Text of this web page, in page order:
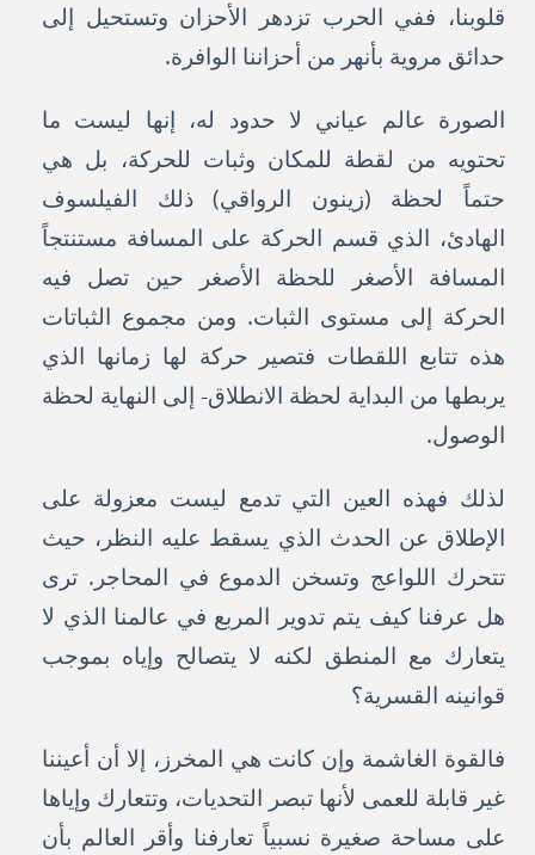
قلوبنا، ففي الحرب تزدهر الأحزان وتستحيل إلى
حدائق مروية بأنهر من أحزاننا الوافرة.
الصورة عالم عياني لا حدود له، إنها ليست ما
تحتويه من لقطة للمكان وثبات للحركة، بل هي
حتماً لحظة (زينون الرواقي) ذلك الفيلسوف
الهادئ، الذي قسم الحركة على المسافة مستنتجاً
المسافة الأصغر للحظة الأصغر حين تصل فيه
الحركة إلى مستوى الثبات. ومن مجموع الثباتات
هذه تتابع اللقطات فتصير حركة لها زمانها الذي
يربطها من البداية لحظة الانطلاق- إلى النهاية لحظة
الوصول.
لذلك فهذه العين التي تدمع ليست معزولة على
الإطلاق عن الحدث الذي يسقط عليه النظر، حيث
تتحرك اللواعج وتسخن الدموع في المحاجر. ترى
هل عرفنا كيف يتم تدوير المربع في عالمنا الذي لا
يتعارك مع المنطق لكنه لا يتصالح وإياه بموجب
قوانينه القسرية؟
فالقوة الغاشمة وإن كانت هي المخرز، إلا أن أعيننا
غير قابلة للعمى لأنها تبصر التحديات، وتتعارك وإياها
على مساحة صغيرة نسبياً تعارفنا وأقر العالم بأن